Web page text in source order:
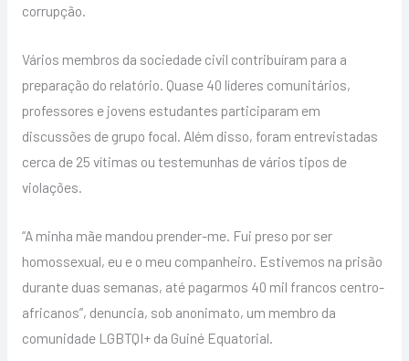
corrupção.
Vários membros da sociedade civil contribuíram para a
preparação do relatório. Quase 40 líderes comunitários,
professores e jovens estudantes participaram em
discussões de grupo focal. Além disso, foram entrevistadas
cerca de 25 vítimas ou testemunhas de vários tipos de
violações.
“A minha mãe mandou prender-me. Fui preso por ser
homossexual, eu e o meu companheiro. Estivemos na prisão
durante duas semanas, até pagarmos 40 mil francos centro-
africanos”, denuncia, sob anonimato, um membro da
comunidade LGBTQI+ da Guiné Equatorial.